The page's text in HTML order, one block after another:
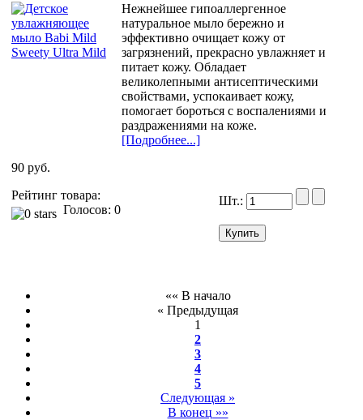
Нежнейшее гипоаллергенное
натуральное мыло бережно и
эффективно очищает кожу от
загрязнений, прекрасно увлажняет и
питает кожу. Обладает
великолепными антисептическими
свойствами, успокаивает кожу,
помогает бороться с воспалениями и
раздражениями на коже.
[Подробнее...]
90 руб.
Рейтинг товара:
Голосов: 0
Шт.:
«« В начало
« Предыдущая
1
2
3
4
5
Следующая »
В конец »»